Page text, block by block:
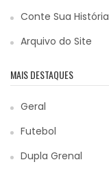
Conte Sua História
Arquivo do Site
MAIS DESTAQUES
Geral
Futebol
Dupla Grenal